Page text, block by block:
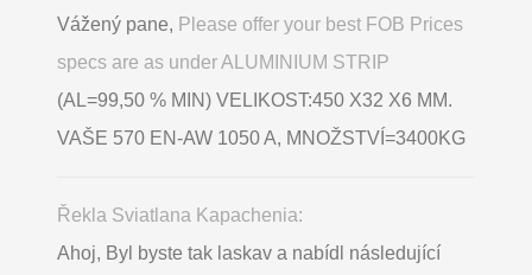
Vážený pane, Please offer your best FOB Prices
specs are as under ALUMINIUM STRIP
(AL=99,50 % MIN) VELIKOST:450 X32 X6 MM.
VAŠE 570 EN-AW 1050 A, MNOŽSTVÍ=3400KG
Řekla Sviatlana Kapachenia:
Ahoj, Byl byste tak laskav a nabídl následující